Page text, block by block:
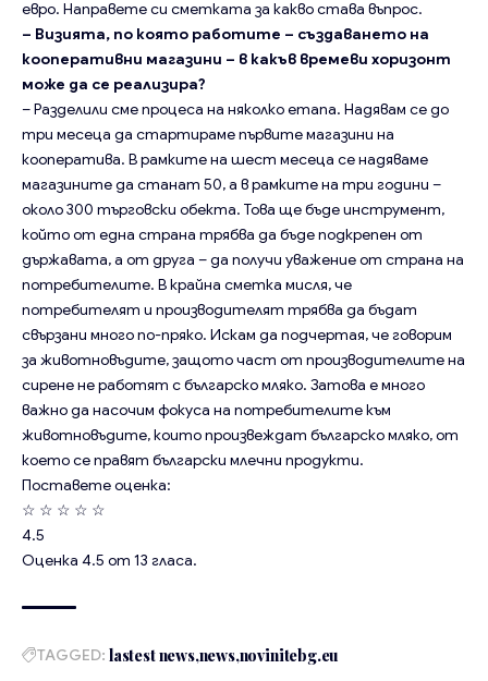
евро. Направете си сметката за какво става въпрос.
– Визията, по която работите – създаването на
кооперативни магазини – в какъв времеви хоризонт
може да се реализира?
– Разделили сме процеса на няколко етапа. Надявам се до
три месеца да стартираме първите магазини на
кооператива. В рамките на шест месеца се надяваме
магазините да станат 50, а в рамките на три години –
около 300 търговски обекта. Това ще бъде инструмент,
който от една страна трябва да бъде подкрепен от
държавата, а от друга – да получи уважение от страна на
потребителите. В крайна сметка мисля, че
потребителят и производителят трябва да бъдат
свързани много по-пряко. Искам да подчертая, че говорим
за животновъдите, защото част от производителите на
сирене не работят с българско мляко. Затова е много
важно да насочим фокуса на потребителите към
животновъдите, които произвеждат българско мляко, от
което се правят български млечни продукти.
Поставете оценка:
☆ ☆ ☆ ☆ ☆
4.5
Оценка 4.5 от 13 гласа.
TAGGED: lastest news news novinitebg.eu